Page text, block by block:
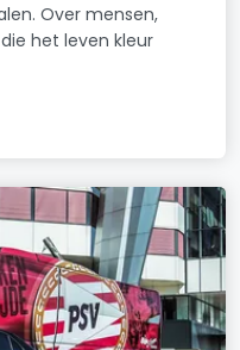
Over mensen,
het leven kleur